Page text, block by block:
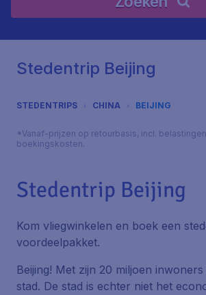
Stedentrip Beijing
STEDENTRIPS CHINA BEIJING
*Vanaf-prijzen op retourbasis, incl.
boekingskosten.
Stedentrip Beijing
Kom vliegwinkelen en boek een
voordeelpakket.
Beijing! Met zijn 20 miljoen
stad. De stad is echter niet het